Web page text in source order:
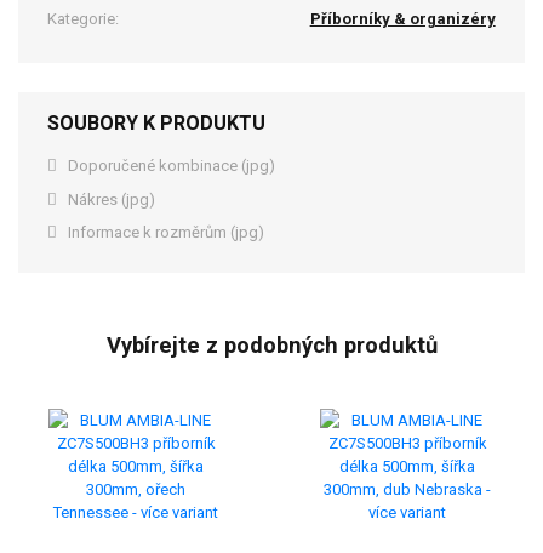
Kategorie: Příborníky & organizéry
SOUBORY K PRODUKTU
Doporučené kombinace (jpg)
Nákres (jpg)
Informace k rozměrům (jpg)
Vybírejte z podobných produktů